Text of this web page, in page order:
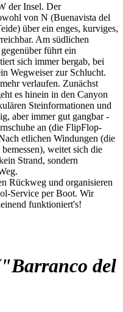
der Insel. Der
von N (Buenavista del
über ein enges, kurviges,
Am südlichen
führt ein
sich immer bergab, bei
Wegweiser zur Schlucht.
verlaufen. Zunächst
es hinein in den Canyon
Steinformationen und
aber immer gut gangbar -
an (die FlipFlop-
etlichen Windungen (die
weitet sich die
Strand, sondern
Rückweg und organisieren
Service per Boot. Wir
funktioniert's!
del